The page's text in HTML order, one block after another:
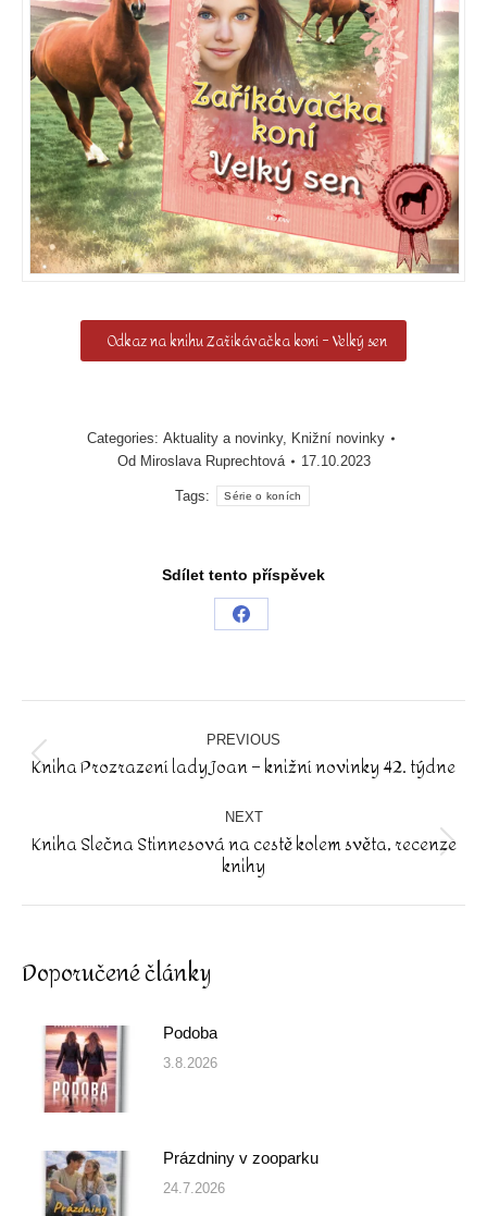
Odkaz na knihu Zaříkávačka koní – Velký sen
Categories: Aktuality a novinky, Knižní novinky
Od Miroslava Ruprechtová 17.10.2023
Tags: Série o koních
Sdílet tento příspěvek
Share
Post
navigation PREVIOUS
Previous
Kniha Prozrazení lady Joan – knižní novinky 42. týdne
NEXT
Next
post:
Kniha Slečna Stinnesová na cestě kolem světa, recenze
knihy
Doporučené články
Podoba
3.8.2026
Prázdniny v zooparku
24.7.2026